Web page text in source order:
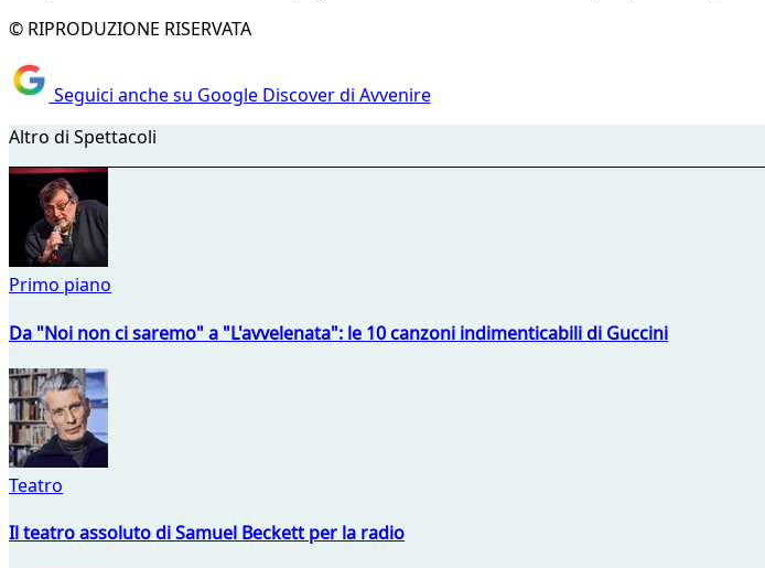
© RIPRODUZIONE RISERVATA
Seguici anche su Google Discover di Avvenire
Altro di Spettacoli
Primo piano
Da "Noi non ci saremo" a "L'avvelenata": le 10 canzoni indimenticabili di Guccini
Teatro
Il teatro assoluto di Samuel Beckett per la radio